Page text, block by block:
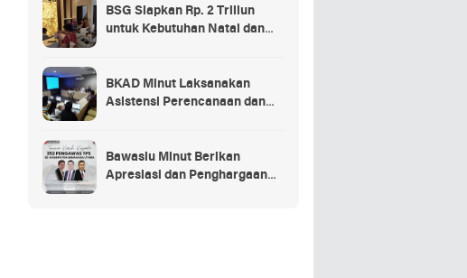
BSG Siapkan Rp. 2 Triliun
untuk Kebutuhan Natal dan
BKAD Minut Laksanakan
Asistensi Perencanaan dan
Bawaslu Minut Berikan
Apresiasi dan Penghargaan